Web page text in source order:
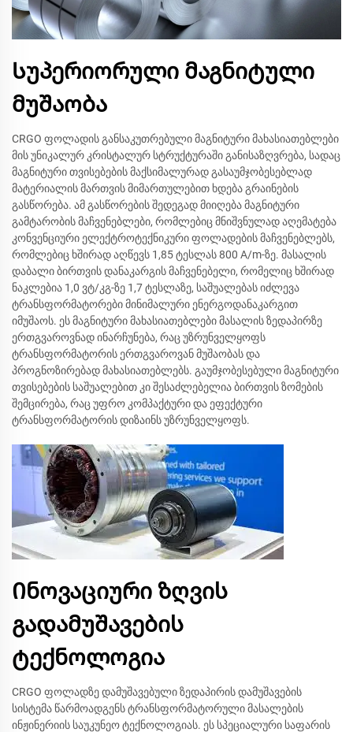
Სუპერიორული მაგნიტული
მუშაობა
CRGO ფოლადის განსაკუთრებული მაგნიტური მახასიათებლები
მის უნიკალურ კრისტალურ სტრუქტურაში განისაზღვრება, სადაც
მაგნიტური თვისებების მაქსიმალურად გასაუმჯობესებლად
მატერიალის მართვის მიმართულებით ხდება გრაინების
გასწორება. ამ გასწორების შედეგად მიიღება მაგნიტური
გამტარობის მაჩვენებლები, რომლებიც მნიშვნულად აღემატება
კონვენციური ელექტროტექნიკური ფოლადების მაჩვენებლებს,
რომლებიც ხშირად აღწევს 1,85 ტესლას 800 A/m-ზე. მასალის
დაბალი ბირთვის დანაკარგის მაჩვენებელი, რომელიც ხშირად
ნაკლებია 1,0 ვტ/კგ-ზე 1,7 ტესლაზე, საშუალებას იძლევა
ტრანსფორმატორები მინიმალური ენერგოდანაკარგით
იმუშაოს. ეს მაგნიტური მახასიათებლები მასალის ზედაპირზე
ერთგვაროვნად ინარჩუნება, რაც უზრუნველყოფს
ტრანსფორმატორის ერთგვაროვან მუშაობას და
პროგნოზირებად მახასიათებლებს. გაუმჯობესებული მაგნიტური
თვისებების საშუალებით კი შესაძლებელია ბირთვის ზომების
შემცირება, რაც უფრო კომპაქტური და ეფექტური
ტრანსფორმატორის დიზაინს უზრუნველყოფს.
Ინოვაციური ზღვის
გადამუშავების
ტექნოლოგია
CRGO ფოლადზე დამუშავებული ზედაპირის დამუშავების
სისტემა წარმოადგენს ტრანსფორმატორული მასალების
ინჟინერიის საუკუნეო ტექნოლოგიას. ეს სპეციალური საფარის